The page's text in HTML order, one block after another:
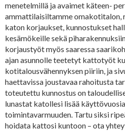
menetelmillä ja avaimet käteen-
ammattilaisiltamme omakotitalon,
katon korjaukset, kunnostukset
kesämökeille sekä
korjaustyöt myös saaressa
ajan asunnolle teetetyt kattotyöt
kotitalousvähennyksen piiriin, ja
haettavissa joustavaa rahoitusta
toteutettu kunnostus on
lunastat katollesi lisää
toimintavarmuuden. Tartu siksi
hoidata kattosi kuntoon – ota